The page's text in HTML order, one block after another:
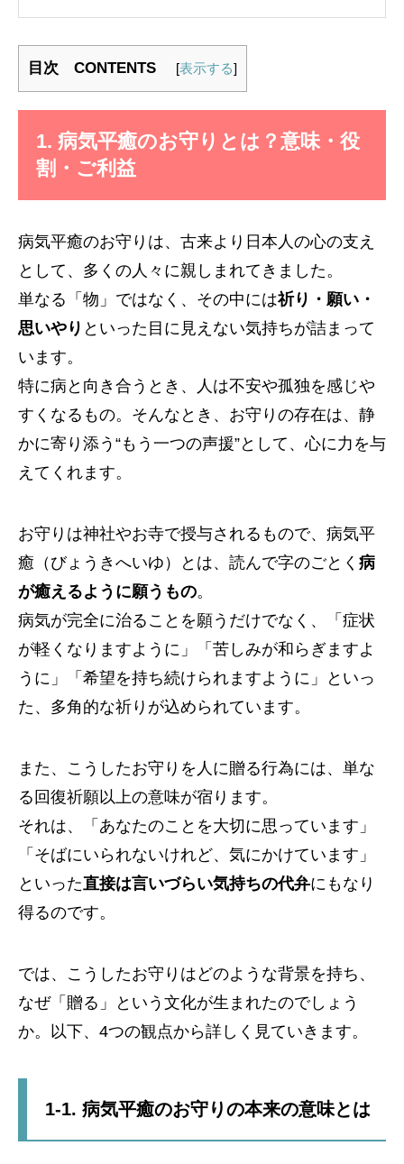
目次 CONTENTS [表示する]
1. 病気平癒のお守りとは？意味・役
割・ご利益
病気平癒のお守りは、古来より日本人の心の支え
として、多くの人々に親しまれてきました。
単なる「物」ではなく、その中には祈り・願い・
思いやり といった目に見えない気持ちが詰まって
います。
特に病と向き合うとき、人は不安や孤独を感じや
すくなるもの。そんなとき、お守りの存在は、静
かに寄り添う“もう一つの声援”として、心に力を与
えてくれます。
お守りは神社やお寺で授与されるもので、病気平
癒（びょうきへいゆ）とは、読んで字のごとく 病
が癒えるように願うもの。
病気が完全に治ることを願うだけでなく、「症状
が軽くなりますように」「苦しみが和らぎますよ
うに」「希望を持ち続けられますように」といっ
た、多角的な祈りが込められています。
また、こうしたお守りを人に贈る行為には、単な
る回復祈願以上の意味が宿ります。
それは、「あなたのことを大切に思っています」
「そばにいられないけれど、気にかけています」
といった直接は言いづらい気持ちの代弁にもなり
得るのです。
では、こうしたお守りはどのような背景を持ち、
なぜ「贈る」という文化が生まれたのでしょう
か。以下、4つの観点から詳しく見ていきます。
1-1. 病気平癒のお守りの本来の意味とは